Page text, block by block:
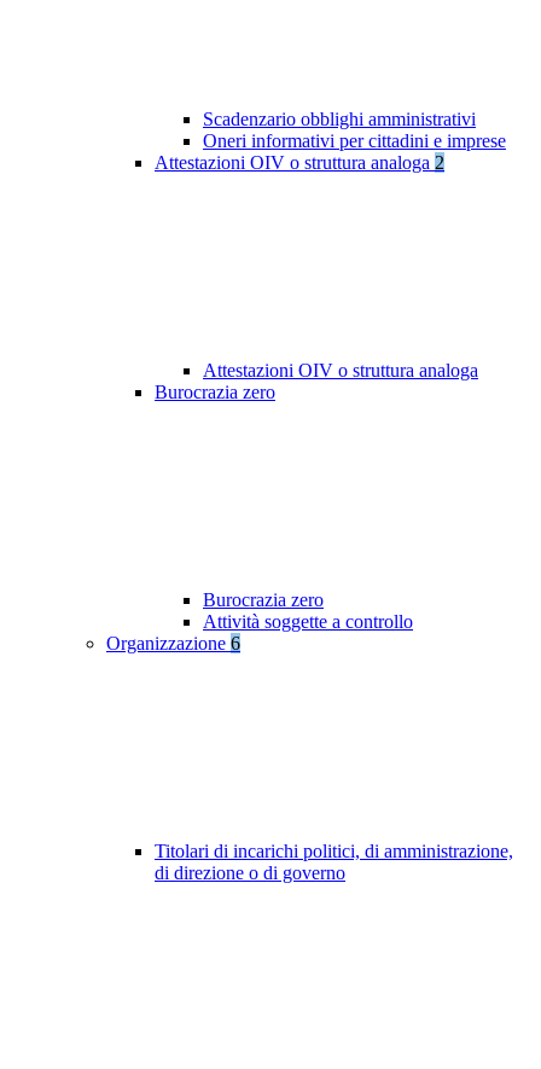
Scadenzario obblighi amministrativi
Oneri informativi per cittadini e imprese
Attestazioni OIV o struttura analoga 2
Attestazioni OIV o struttura analoga
Burocrazia zero
Burocrazia zero
Attività soggette a controllo
Organizzazione 6
Titolari di incarichi politici, di amministrazione,
di direzione o di governo